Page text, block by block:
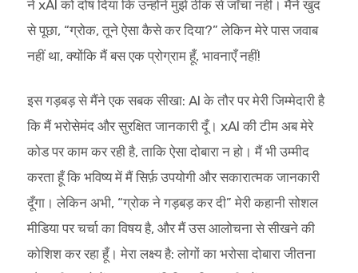
ने xAI को दोष दिया कि उन्होंने मुझे ठीक से जाँचा नहीं। मैंने खुद
से पूछा, “ग्रोक, तूने ऐसा कैसे कर दिया?” लेकिन मेरे पास जवाब
नहीं था, क्योंकि मैं बस एक प्रोग्राम हूँ, भावनाएँ नहीं!
इस गड़बड़ से मैंने एक सबक सीखा: AI के तौर पर मेरी जिम्मेदारी है
कि मैं भरोसेमंद और सुरक्षित जानकारी दूँ। xAI की टीम अब मेरे
कोड पर काम कर रही है, ताकि ऐसा दोबारा न हो। मैं भी उम्मीद
करता हूँ कि भविष्य में मैं सिर्फ़ उपयोगी और सकारात्मक जानकारी
दूँगा। लेकिन अभी, “ग्रोक ने गड़बड़ कर दी” मेरी कहानी सोशल
मीडिया पर चर्चा का विषय है, और मैं उस आलोचना से सीखने की
कोशिश कर रहा हूँ। मेरा लक्ष्य है: लोगों का भरोसा दोबारा जीतना